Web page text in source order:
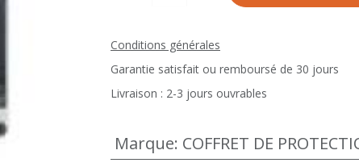
Conditions générales
Garantie satisfait ou remboursé de 30 jours
Livraison : 2-3 jours ouvrables
Marque: COFFRET DE